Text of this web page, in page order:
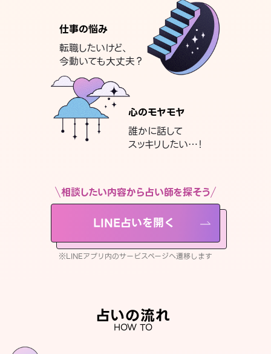
仕事の悩み
転職したいけど、
今動いても大丈夫？
心のモヤモヤ
誰かに話して
スッキリしたい…！
相談したい内容から占い師を探そう
LINE占いを開く
※LINEアプリ内のサービスページへ遷移します
占いの流れ
HOW TO